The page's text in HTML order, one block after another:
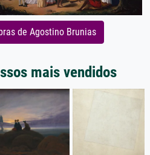
de Agostino Brunias
mais vendidos